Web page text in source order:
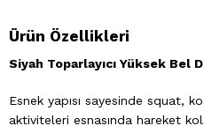
Ürün Özellikleri
Siyah Toparlayıcı Yüksek Bel
Esnek yapısı sayesinde squat,
aktiviteleri esnasında hareket